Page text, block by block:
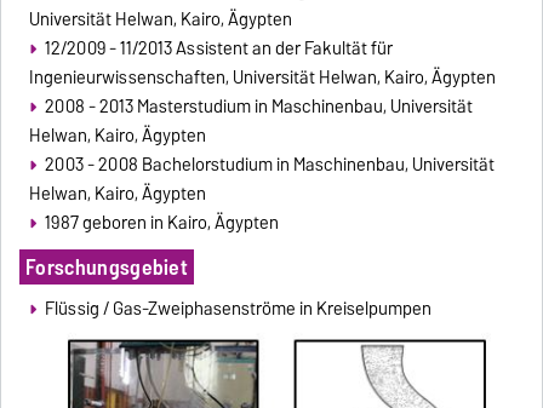
Universität Helwan, Kairo, Ägypten
12/2009 - 11/2013 Assistent an der Fakultät für
Ingenieurwissenschaften, Universität Helwan, Kairo, Ägypten
2008 - 2013 Masterstudium in Maschinenbau, Universität
Helwan, Kairo, Ägypten
2003 - 2008 Bachelorstudium in Maschinenbau, Universität
Helwan, Kairo, Ägypten
1987 geboren in Kairo, Ägypten
Forschungsgebiet
Flüssig / Gas-Zweiphasenströme in Kreiselpumpen